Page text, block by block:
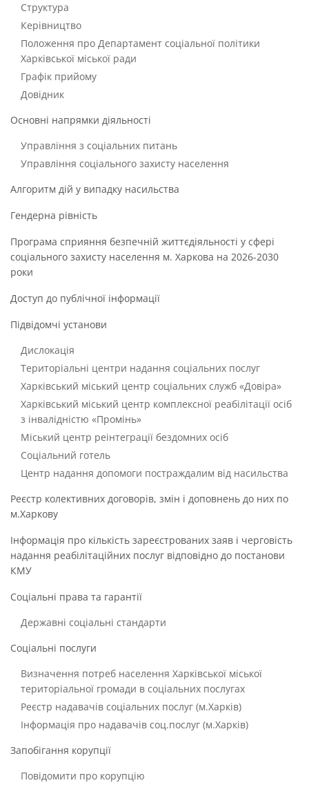
Структура
Керівництво
Положення про Департамент соціальної політики
Харківської міської ради
Графік прийому
Довідник
Основні напрямки діяльності
Управління з соціальних питань
Управління соціального захисту населення
Алгоритм дій у випадку насильства
Гендерна рівність
Програма сприяння безпечній життєдіяльності у сфері
соціального захисту населення м. Харкова на 2026-2030
роки
Доступ до публічної інформації
Підвідомчі установи
Дислокація
Територіальні центри надання соціальних послуг
Харківський міський центр соціальних служб «Довіра»
Харківський міський центр комплексної реабілітації осіб
з інвалідністю «Промінь»
Міський центр реінтеграції бездомних осіб
Соціальний готель
Центр надання допомоги постраждалим від насильства
Реєстр колективних договорів, змін і доповнень до них по
м.Харкову
Інформація про кількість зареєстрованих заяв і черговість
надання реабілітаційних послуг відповідно до постанови
КМУ
Соціальні права та гарантії
Державні соціальні стандарти
Соціальні послуги
Визначення потреб населення Харківської міської
територіальної громади в соціальних послугах
Реєстр надавачів соціальних послуг (м.Харків)
Інформація про надавачів соц.послуг (м.Харків)
Запобігання корупції
Повідомити про корупцію